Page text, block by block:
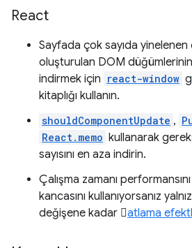
React
Sayfada çok sayıda
oluşturulan DOM düğümlerinin
indirmek için react-window
kitaplığı kullanın.
shouldComponentUpdate ,
React.memo kullanarak
sayısını en aza indirin.
Çalışma zamanı
kancasını kullanıyorsanız
değişene kadar atlama